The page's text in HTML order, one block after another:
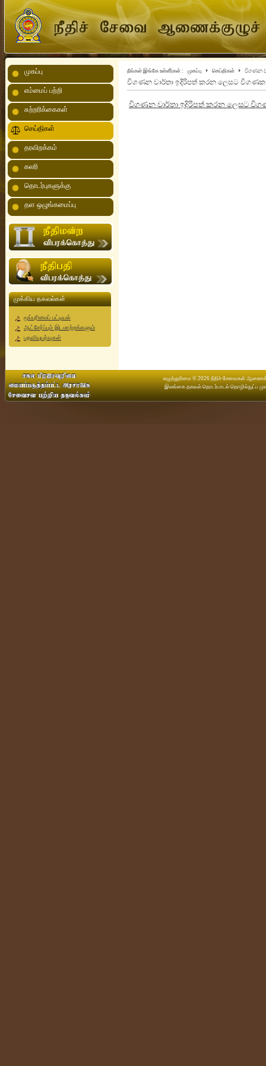
நீங்கள் இங்கே உள்ளீர்கள் : முகப்பு செய்திகள் විගණන
විගණන වාර්තා ඉදිරිපත් කරන ලෙසට
විගණන වාර්තා ඉදිරිපත් කරන ලෙසට
முகப்பு
எம்மைப் பற்றி
சுற்றரிக்கைகள்
செய்திகள்
தரவிறக்கம்
கலரி
தொடர்புகளுக்கு
தள ஒழுங்கமைப்பு
முக்கிய தகவல்கள்
மூப்புரிமைப் பட்டியல்
ஆட்சேர்ப்பும் இடமாற்றங்களும்
பதவியுயர்வுகள்
எழுத்துரிமை © 2026 நீதிச் சேவைகள்
இலங்கை தகவல் தொடர்பாடல் தொழில்நுட்ப